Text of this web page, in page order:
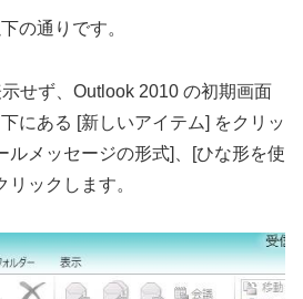
の通りです。
せず、Outlook 2010 の初期画面
にある [新しいアイテム] をクリッ
ルメッセージの形式]、[ひな形を使
ックします。